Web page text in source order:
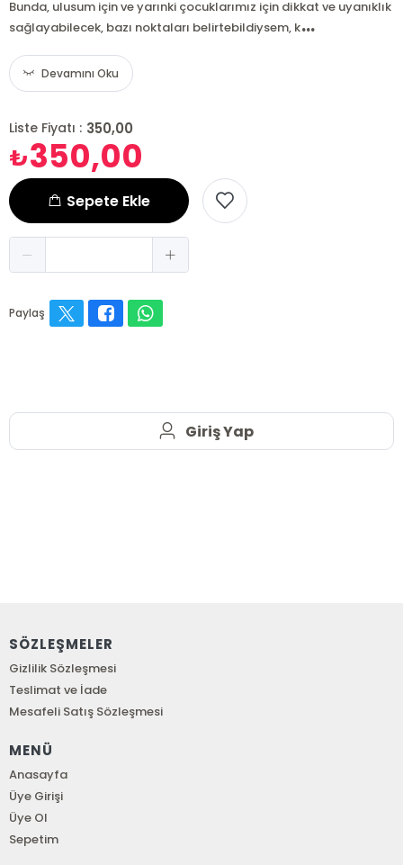
Bunda, ulusum için ve yarınki çocuklarımız için dikkat ve uyanıklık
sağlayabilecek, bazı noktaları belirtebildiysem, k...
Devamını Oku
Liste Fiyatı : 350,00
₺350,00
Sepete Ekle
Paylaş
Giriş Yap
SÖZLEŞMELER
Gizlilik Sözleşmesi
Teslimat ve İade
Mesafeli Satış Sözleşmesi
MENÜ
Anasayfa
Üye Girişi
Üye Ol
Sepetim